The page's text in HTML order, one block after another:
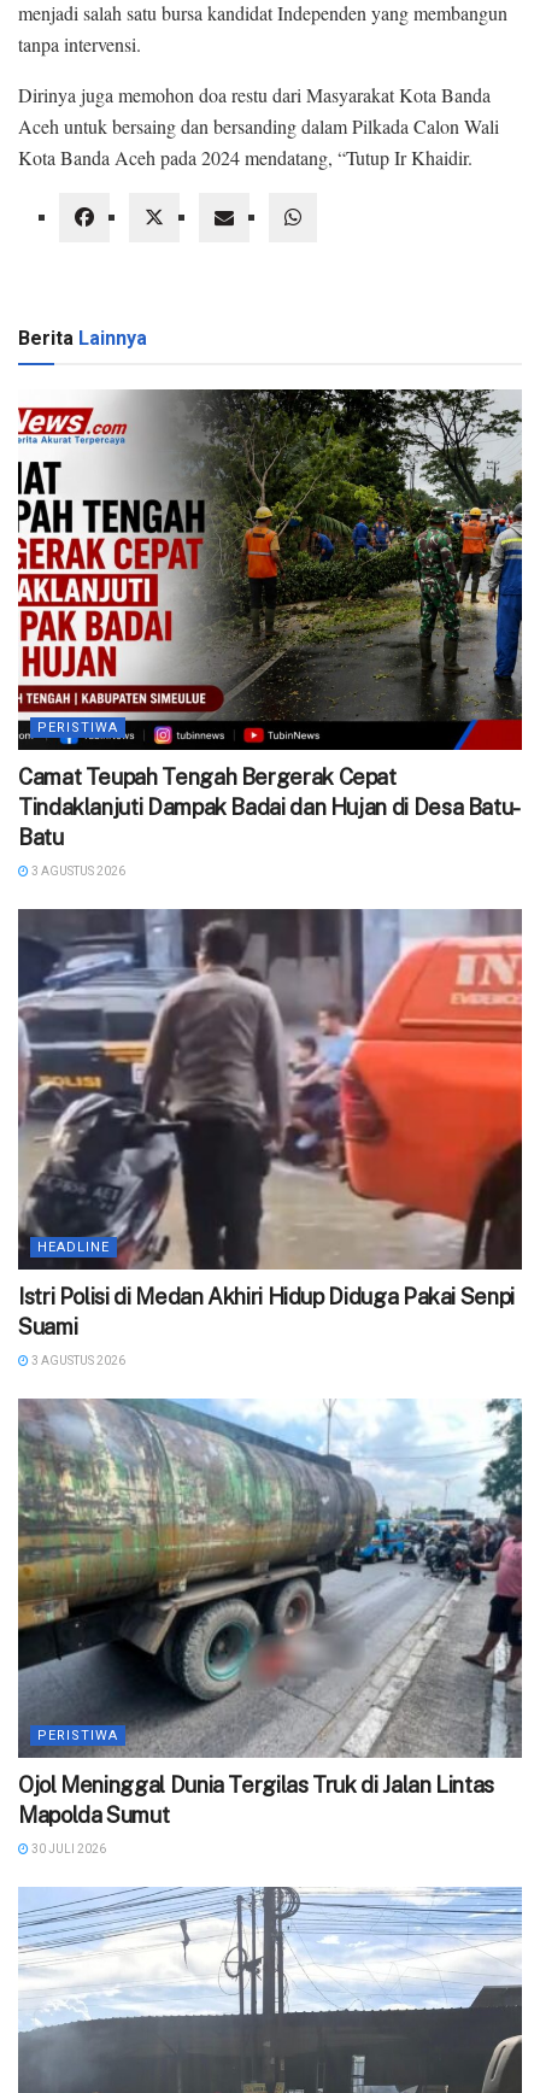
menjadi salah satu bursa kandidat Independen yang membangun
tanpa intervensi.
Dirinya juga memohon doa restu dari Masyarakat Kota Banda
Aceh untuk bersaing dan bersanding dalam Pilkada Calon Wali
Kota Banda Aceh pada 2024 mendatang, “Tutup Ir Khaidir.
Berita Lainnya
PERISTIWA
Camat Teupah Tengah Bergerak Cepat
Tindaklanjuti Dampak Badai dan Hujan di Desa Batu-
Batu
3 AGUSTUS 2026
HEADLINE
‎Istri Polisi di Medan Akhiri Hidup Diduga Pakai Senpi
Suami
3 AGUSTUS 2026
PERISTIWA
Ojol Meninggal Dunia Tergilas Truk di Jalan Lintas
Mapolda Sumut
30 JULI 2026